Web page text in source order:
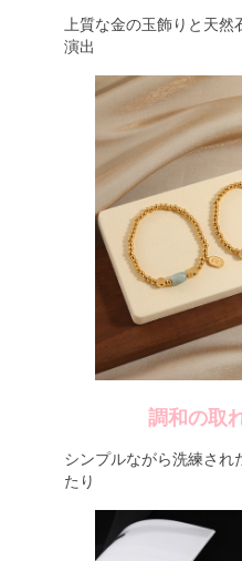
上質な金の玉飾りと天
演出
調和の取
シンプルながら洗練され
たり